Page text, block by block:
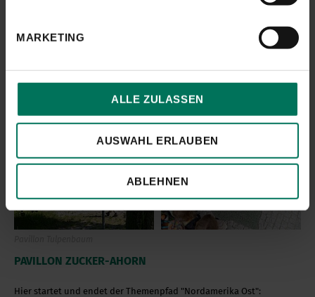
MARKETING
ALLE ZULASSEN
AUSWAHL ERLAUBEN
ABLEHNEN
PAVILLON TULPENBAUM
Hier starten die Themenpfade "Nordamerika West" sowie "Mittel- &
Ostasien":
PAVILLON ZUCKER-AHORN
Hier startet und endet der Themenpfad "Nordamerika Ost":